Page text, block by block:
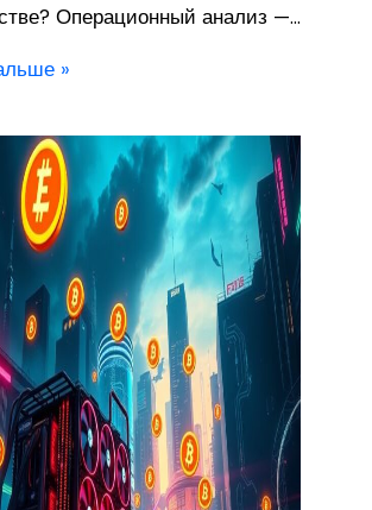
Операционный анализ —…
»